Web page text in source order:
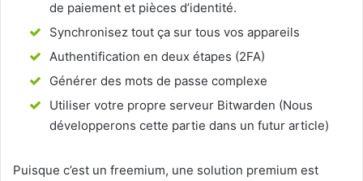
de paiement et pièces d’identité.
Synchronisez tout ça sur tous vos appareils
Authentification en deux étapes (2FA)
Générer des mots de passe complexe
Utiliser votre propre serveur Bitwarden (Nous
développerons cette partie dans un futur article)
Puisque c’est un freemium, une solution premium est